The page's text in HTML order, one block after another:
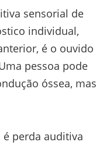
sensorial de
individual,
é o ouvido
pessoa pode
óssea, mas
é perda auditiva